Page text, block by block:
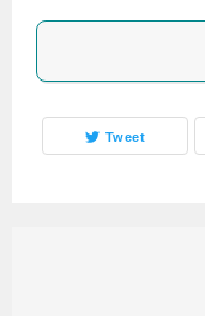
Tweet